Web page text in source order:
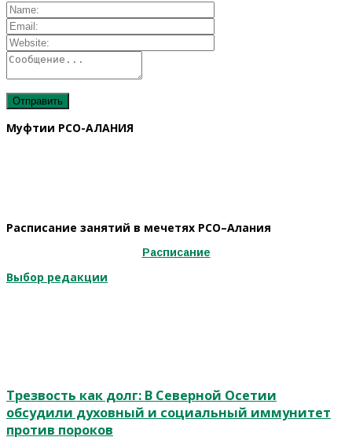
Муфтии РСО-АЛАНИЯ
Расписание занятий в мечетях РСО–Алания
Расписание
Выбор редакции
Трезвость как долг: В Северной Осетии
обсудили духовный и социальный иммунитет
против пороков